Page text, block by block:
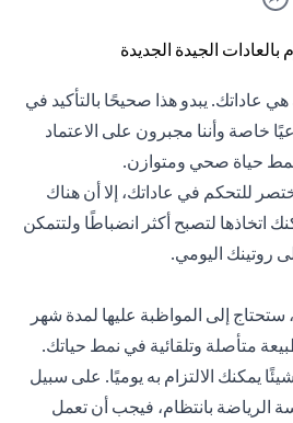
عاداتك. يبدو هذا صحيحًا بالتأكيد في
خاصة وأننا مجبرون على الاعتماد
حياة صحي ومتوازن.
للتحكم في عاداتك، إلا أن هناك
اتخاذها لتصبح أكثر انضباطًا ولتتمكن
روتينك اليومي.
إلى المواظبة عليها لمدة شهر
متأصلة وتلقائية في نمط حياتك.
يمكنك الالتزام به يوميًا. على سبيل
الرياضة بانتظام، فيجب أن تعمل